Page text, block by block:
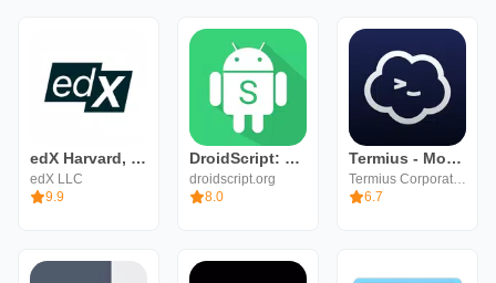
edX Harvard, IIT, IIMB Courses
edX LLC
9.9
DroidScript: JS and Python IDE
droidscript.org
8.0
Termius - Modern SSH Client
Termius Corporation
6.7